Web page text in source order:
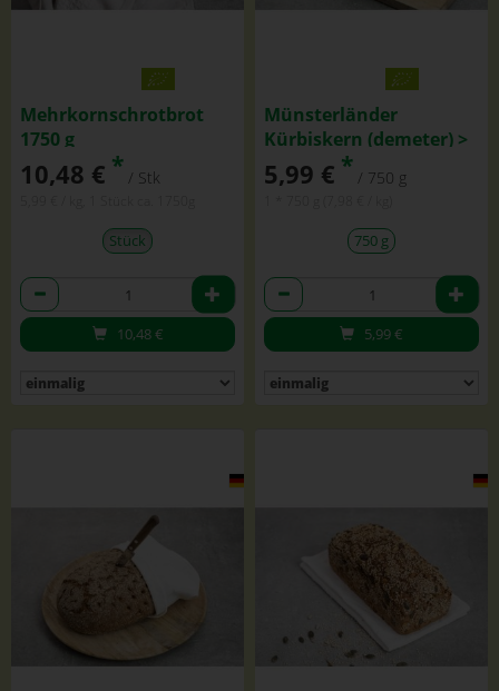
Mehrkornschrotbrot
1750 g
10,48 € * / Stk
Stück
Anzahl
10,48€
Münsterländer
Kürbiskern (demeter) >
NUR zu Fr bestellbar
5,99 € * / 750 g
750 g
Anzahl
5,99€